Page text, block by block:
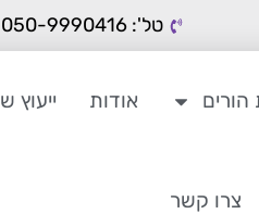
טל': 050-9990416
אודות ייעוץ
צרו קשר